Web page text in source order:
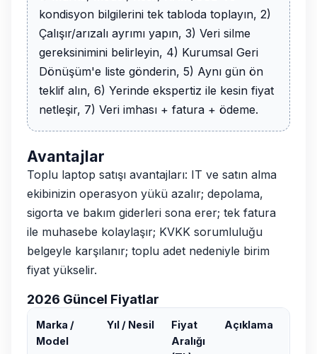
kondisyon bilgilerini tek tabloda toplayın, 2)
Çalışır/arızalı ayrımı yapın, 3) Veri silme
gereksinimini belirleyin, 4) Kurumsal Geri
Dönüşüm'e liste gönderin, 5) Aynı gün ön
teklif alın, 6) Yerinde ekspertiz ile kesin fiyat
netleşir, 7) Veri imhası + fatura + ödeme.
Avantajlar
Toplu laptop satışı avantajları: IT ve satın alma
ekibinizin operasyon yükü azalır; depolama,
sigorta ve bakım giderleri sona erer; tek fatura
ile muhasebe kolaylaşır; KVKK sorumluluğu
belgeyle karşılanır; toplu adet nedeniyle birim
fiyat yükselir.
2026 Güncel Fiyatlar
Marka /
Model
Yıl / Nesil
Fiyat
Aralığı
Açıklama